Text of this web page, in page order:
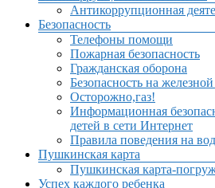
Антикоррупционная
Безопасность
Телефоны помощи
Пожарная безопасность
Гражданская оборона
Безопасность на
Осторожно,газ!
Информационная
детей в сети Интернет
Правила поведения на
Пушкинская карта
Пушкинская карта-
Успех каждого ребенка